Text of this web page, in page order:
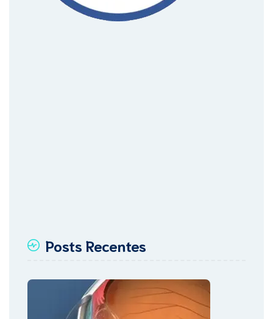
Posts Recentes